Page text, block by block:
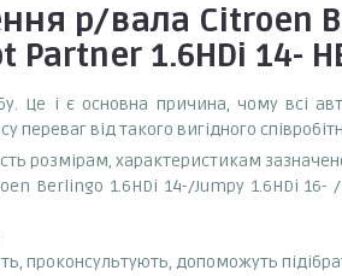
р/вала Citroen
1.6HDi 14-
Це і є основна причина, чому всі
від такого вигідного
розмірам, характеристикам
Berlingo 1.6HDi 14-/Jumpy 1.6HDi 16-
проконсультують, допоможуть